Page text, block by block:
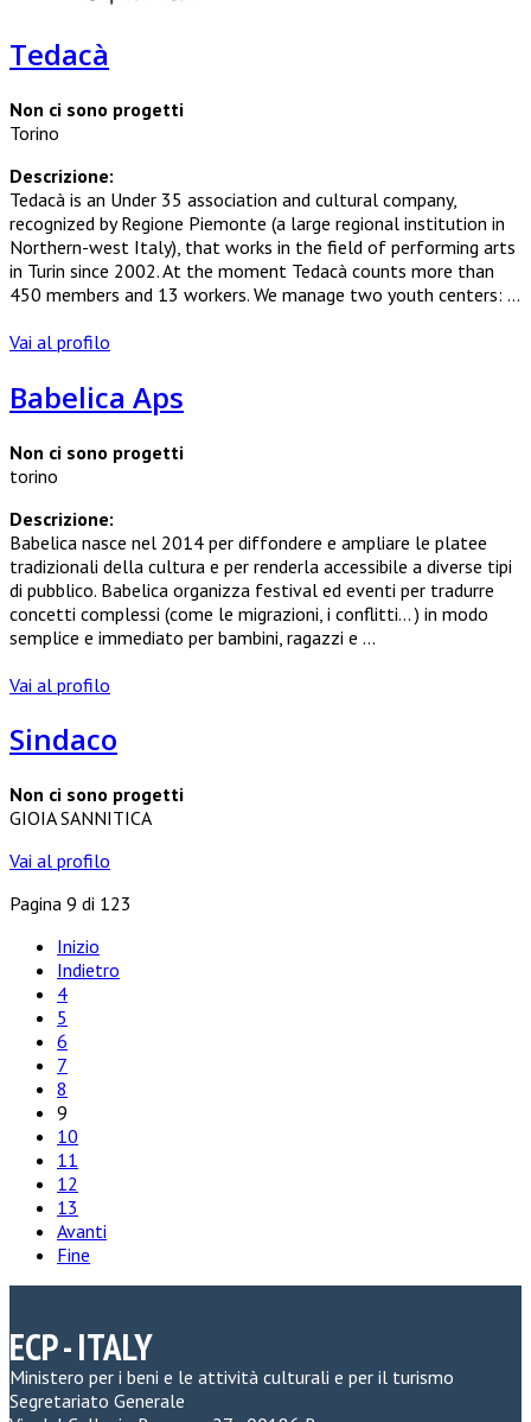
Tedacà
Non ci sono progetti
Torino
Descrizione:
Tedacà is an Under 35 association and cultural company,
recognized by Regione Piemonte (a large regional institution in
Northern-west Italy), that works in the field of performing arts
in Turin since 2002. At the moment Tedacà counts more than
450 members and 13 workers. We manage two youth centers: ...
Vai al profilo
Babelica Aps
Non ci sono progetti
torino
Descrizione:
Babelica nasce nel 2014 per diffondere e ampliare le platee
tradizionali della cultura e per renderla accessibile a diverse tipi
di pubblico. Babelica organizza festival ed eventi per tradurre
concetti complessi (come le migrazioni, i conflitti... ) in modo
semplice e immediato per bambini, ragazzi e ...
Vai al profilo
Sindaco
Non ci sono progetti
GIOIA SANNITICA
Vai al profilo
Pagina 9 di 123
Inizio
Indietro
4
5
6
7
8
9
10
11
12
13
Avanti
Fine
ECP - ITALY
Ministero per i beni e le attività culturali e per il turismo
Segretariato Generale